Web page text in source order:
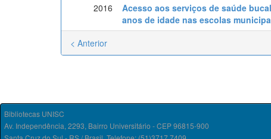
2016
Acesso aos serviços de saúde
anos de idade nas escolas
< Anterior
Bibliotecas UNISC
Av. Independência, 2293, Bairro Universitário - CEP 96815-900